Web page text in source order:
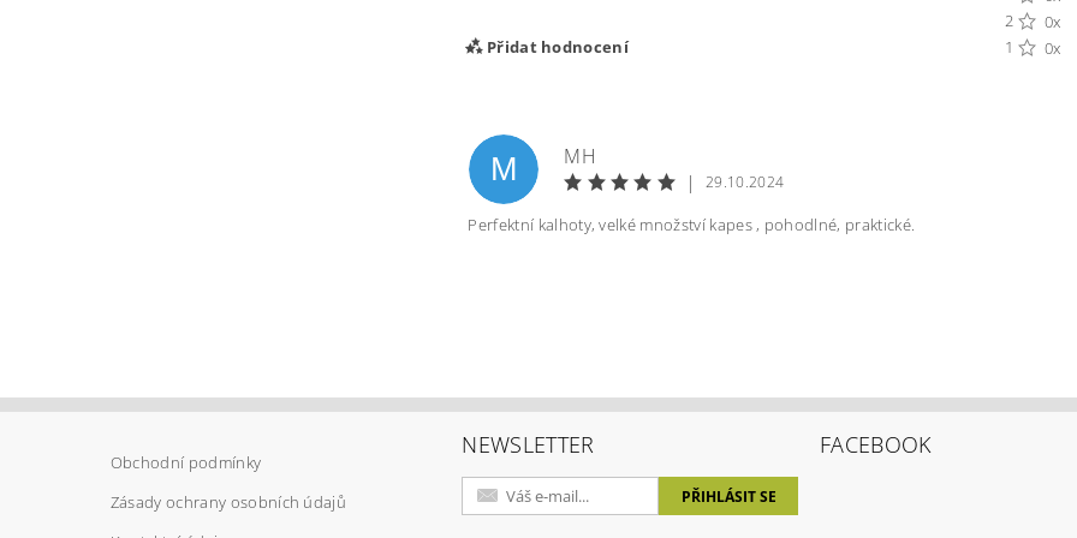
Přidat hodnocení
2
0x
1
0x
M
MH
|
29.10.2024
Perfektní kalhoty, velké množství kapes , pohodlné, praktické.
Obchodní podmínky
Zásady ochrany osobních údajů
NEWSLETTER FACEBOOK